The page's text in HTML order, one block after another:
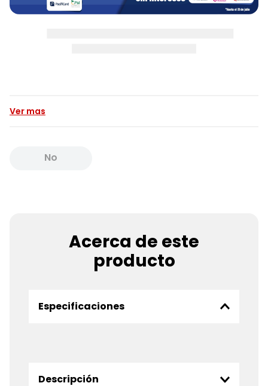
Ver mas
No
Acerca de este
producto
Especificaciones
Descripción